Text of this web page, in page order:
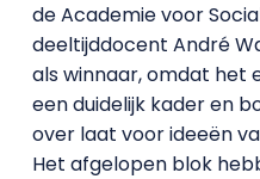
de Academie voor
deeltijddocent André
als winnaar, omdat het
een duidelijk kader en
over laat voor ideeën
Het afgelopen blok